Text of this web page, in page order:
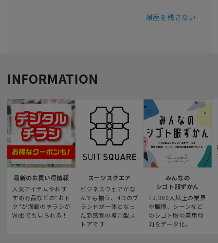
履歴を残さない
INFORMATION
最新のお買い得情報
人気アイテムやおす
すめ商品などの“おト
ク“が満載のチラシが
Webでも見られる！
スーツスクエア
ビジネスウェアがな
んでも揃う、4つのブ
ランドが一体となっ
た新感覚の複合型ス
トアです
みんなの
シゴト服ずかん
12,000人以上の業界
や職種、シーンなど
のシゴト服の着用傾
向をデータ化。